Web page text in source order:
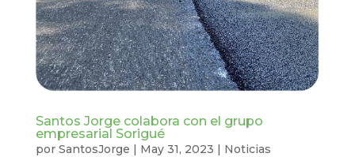
Santos Jorge colabora con el grupo
empresarial Sorigué
por SantosJorge | May 31, 2023 | Noticias